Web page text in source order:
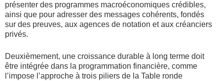
présenter des programmes macroéconomiques crédibles,
ainsi que pour adresser des messages cohérents, fondés
sur des preuves, aux agences de notation et aux créanciers
privés.
Deuxièmement, une croissance durable à long terme doit
être intégrée dans la programmation financière, comme
l’impose l’approche à trois piliers de la Table ronde